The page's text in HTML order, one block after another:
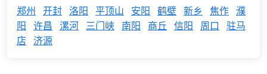
郑州 开封 洛阳 平顶山 安阳 鹤壁 新乡 焦作 濮
阳 许昌 漯河 三门峡 南阳 商丘 信阳 周口
驻马
店 济源